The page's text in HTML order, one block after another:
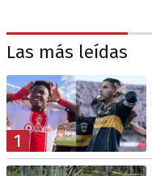
Las más leídas
1